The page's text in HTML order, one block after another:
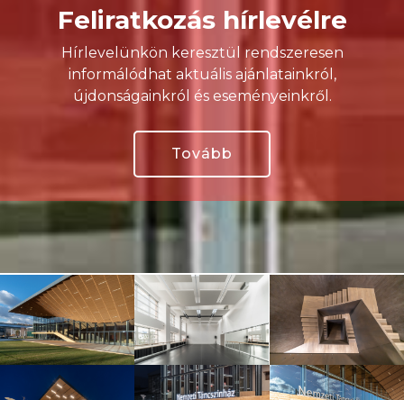
Feliratkozás hírlevélre
Hírlevelünkön keresztül rendszeresen
informálódhat aktuális ajánlatainkról,
újdonságainkról és eseményeinkről.
Tovább